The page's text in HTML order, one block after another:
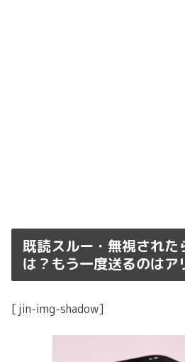
既読スルー・無視された
は？もう一度送るのはア
[jin-img-shadow]